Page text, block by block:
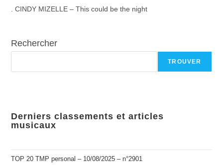
. CINDY MIZELLE – This could be the night
Rechercher
TROUVER
Derniers classements et articles
musicaux
TOP 20 TMP personal – 10/08/2025 – n°2901